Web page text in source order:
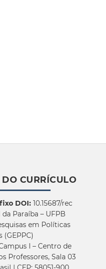
CURRÍCULO
DOI:10.15687/rec
Paraíba – UFPB
em Políticas
(GEPPC)
I – Centro de
Professores, Sala 03